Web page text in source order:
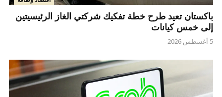
باكستان تعيد طرح خطة تفكيك شركتي الغاز الرئيسيتين
إلى خمس كيانات
5 أغسطس 2026